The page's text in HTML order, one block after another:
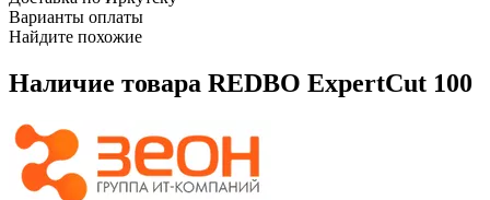
Варианты оплаты
Найдите похожие
Наличие товара REDBO ExpertCut 100